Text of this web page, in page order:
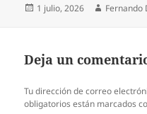
Publicado
1 julio, 2026 Autor
Fernando
Deja un
Tu dirección de correo
obligatorios están marcados